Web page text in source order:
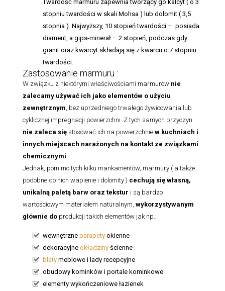
Twardość marmuru zapewnia tworzący go kalcyt ( o 3
stopniu twardości w skali Mohsa ) lub dolomit ( 3,5
stopnia ). Najwyższy, 10 stopień twardości – posiada
diament, a gips-minerał – 2 stopień, podczas gdy
granit oraz kwarcyt składają się z kwarcu o 7 stopniu
twardości.
Zastosowanie marmuru :
W związku z niektórymi właściwościami marmurów nie
zalecamy używać ich jako elementów o użyciu
zewnętrznym , bez uprzedniego trwałego żywicowania lub
cyklicznej impregnacji powierzchni. Z tych samych przyczyn
nie zaleca się stosować ich na powierzchnie w kuchniach i
innych miejscach narażonych na kontakt ze związkami
chemicznymi
Jednak, pomimo tych kilku mankamentów, marmury ( a także
podobne do nich wapienie i dolomity ) cechują się własną,
unikalną paletą barw oraz tekstur i są bardzo
wartościowym materiałem naturalnym, wykorzystywanym
głównie do produkcji takich elementów jak np.:
wewnętrzne parapety okienne
dekoracyjne okładziny ścienne
blaty meblowe i lady recepcyjne
obudowy kominków i portale kominkowe
elementy wykończeniowe łazienek